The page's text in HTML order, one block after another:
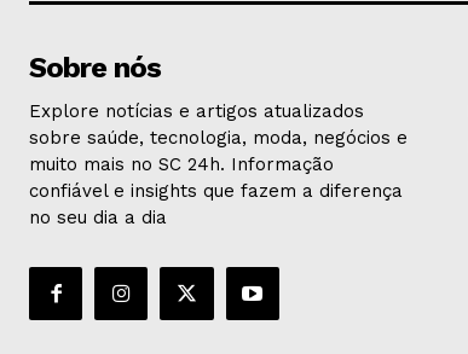
Sobre nós
Explore notícias e artigos atualizados
sobre saúde, tecnologia, moda, negócios e
muito mais no SC 24h. Informação
confiável e insights que fazem a diferença
no seu dia a dia